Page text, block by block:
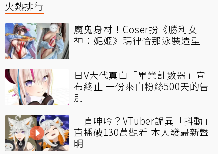
火熱排行
魔鬼身材！Coser扮《勝利女
神：妮姬》瑪律恰那泳裝造型
日V大代真白「畢業計數器」宣
布終止 一份來自粉絲500天的告
別
一直呻吟？VTuber詭異「抖動」
直播破130萬觀看 本人發最新聲
明